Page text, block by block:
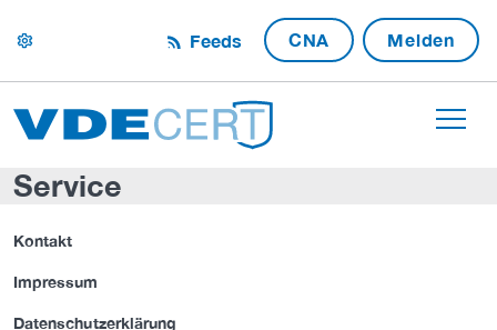
settings Feeds CNA Melden
Service
Kontakt
Impressum
Datenschutzerklärung